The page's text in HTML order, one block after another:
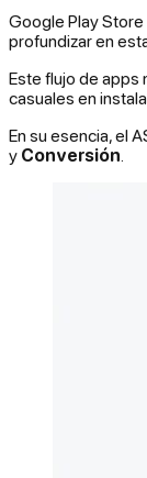
Google Play
profundizar en
Este flujo de apps
casuales en
En su esencia, el
y Conversión